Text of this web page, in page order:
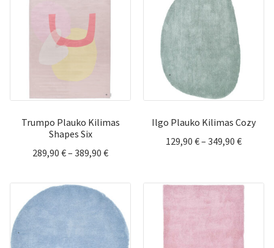
Trumpo Plauko Kilimas
Shapes Six
289,90 €– 389,90 €Price
289,90 €
through
389,90 €
Ilgo Plauko Kilimas Cozy
129,90 €– 349,90 €Price